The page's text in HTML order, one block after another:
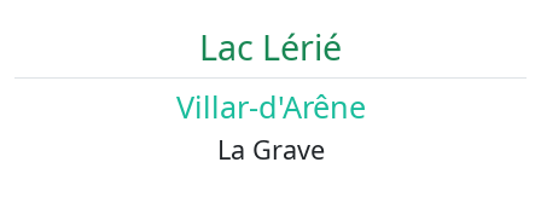
Lac Lérié
Villar-d'Arêne
La Grave